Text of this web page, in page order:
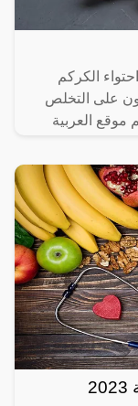
الكركم
على التخلص
موقع العربية